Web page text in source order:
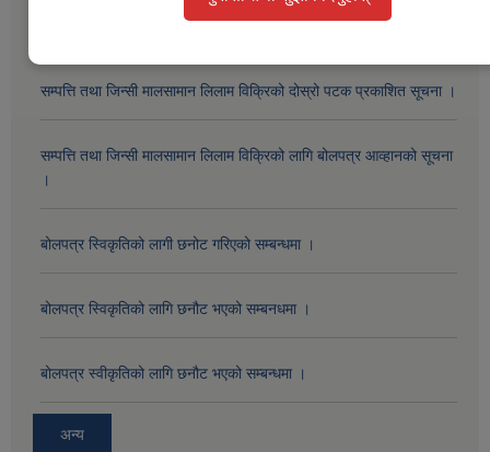
सार्वजनिक खरीद / बोलपत्र सूचना
सम्पत्ति तथा जिन्सी मालसामान लिलाम विक्रिको दोस्रो पटक प्रकाशित सूचना ।
सम्पत्ति तथा जिन्सी मालसामान लिलाम विक्रिको लागि बोलपत्र आव्हानको सूचना
।
बोलपत्र स्विकृतिको लागी छनोट गरिएको सम्बन्धमा ।
बोलपत्र स्विकृतिको लागि छनौट भएको सम्बनधमा ।
बोलपत्र स्वीकृतिको लागि छनौट भएको सम्बन्धमा ।
अन्य